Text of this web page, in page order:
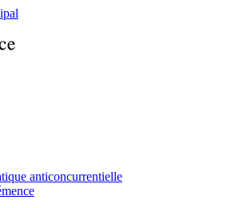
anticoncurrentielle